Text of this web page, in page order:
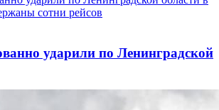
ударили по Ленинградской